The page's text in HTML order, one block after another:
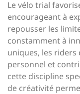
Le vélo trial
encourageant à
repousser les
constamment à
uniques, les
personnel et
cette discipline
de créativité